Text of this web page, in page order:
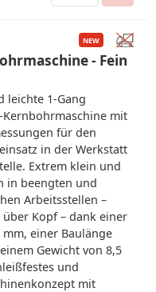
- Fein
leichte 1-Gang
Kernbohrmaschine mit
für den
in der Werkstatt
Extrem klein und
in beengten und
Arbeitsstellen –
Kopf – dank einer
einer Baulänge
Gewicht von 8,5
und
mit